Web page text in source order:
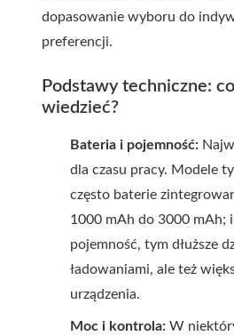
dopasowanie wyboru do
preferencji.
Podstawy techniczne:
wiedzieć?
Bateria i pojemność:
dla czasu pracy. Modele
często baterie
1000 mAh do 3000 mAh;
pojemność, tym dłuższe
ładowaniami, ale też
urządzenia.
Moc i kontrola: W